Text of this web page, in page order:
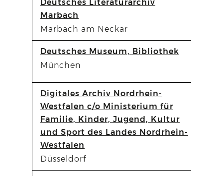
Deutsches Literaturarchiv
Marbach
Marbach am Neckar
Deutsches Museum, Bibliothek
München
Digitales Archiv Nordrhein-
Westfalen c/o Ministerium für
Familie, Kinder, Jugend, Kultur
und Sport des Landes Nordrhein-
Westfalen
Düsseldorf